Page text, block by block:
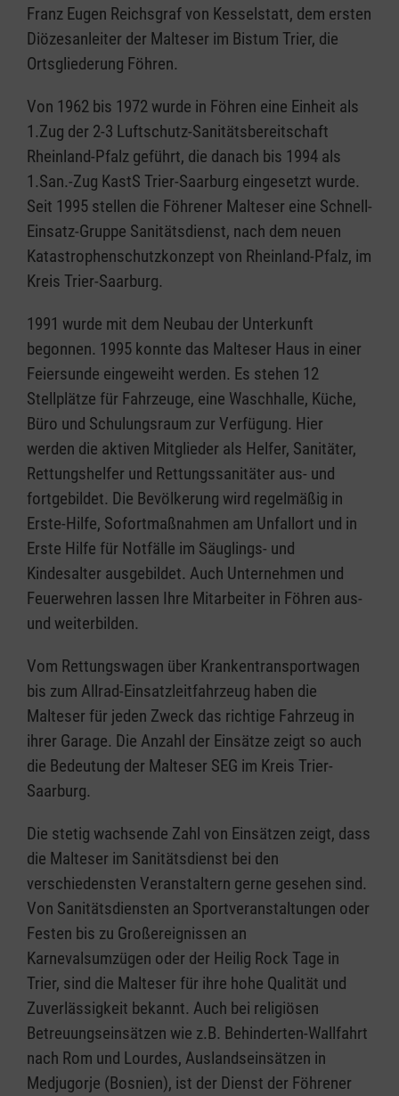
Franz Eugen Reichsgraf von Kesselstatt, dem ersten
Diözesanleiter der Malteser im Bistum Trier, die
Ortsgliederung Föhren.
Von 1962 bis 1972 wurde in Föhren eine Einheit als
1.Zug der 2-3 Luftschutz-Sanitätsbereitschaft
Rheinland-Pfalz geführt, die danach bis 1994 als
1.San.-Zug KastS Trier-Saarburg eingesetzt wurde.
Seit 1995 stellen die Föhrener Malteser eine Schnell-
Einsatz-Gruppe Sanitätsdienst, nach dem neuen
Katastrophenschutzkonzept von Rheinland-Pfalz, im
Kreis Trier-Saarburg.
1991 wurde mit dem Neubau der Unterkunft
begonnen. 1995 konnte das Malteser Haus in einer
Feiersunde eingeweiht werden. Es stehen 12
Stellplätze für Fahrzeuge, eine Waschhalle, Küche,
Büro und Schulungsraum zur Verfügung. Hier
werden die aktiven Mitglieder als Helfer, Sanitäter,
Rettungshelfer und Rettungssanitäter aus- und
fortgebildet. Die Bevölkerung wird regelmäßig in
Erste-Hilfe, Sofortmaßnahmen am Unfallort und in
Erste Hilfe für Notfälle im Säuglings- und
Kindesalter ausgebildet. Auch Unternehmen und
Feuerwehren lassen Ihre Mitarbeiter in Föhren aus-
und weiterbilden.
Vom Rettungswagen über Krankentransportwagen
bis zum Allrad-Einsatzleitfahrzeug haben die
Malteser für jeden Zweck das richtige Fahrzeug in
ihrer Garage. Die Anzahl der Einsätze zeigt so auch
die Bedeutung der Malteser SEG im Kreis Trier-
Saarburg.
Die stetig wachsende Zahl von Einsätzen zeigt, dass
die Malteser im Sanitätsdienst bei den
verschiedensten Veranstaltern gerne gesehen sind.
Von Sanitätsdiensten an Sportveranstaltungen oder
Festen bis zu Großereignissen an
Karnevalsumzügen oder der Heilig Rock Tage in
Trier, sind die Malteser für ihre hohe Qualität und
Zuverlässigkeit bekannt. Auch bei religiösen
Betreuungseinsätzen wie z.B. Behinderten-Wallfahrt
nach Rom und Lourdes, Auslandseinsätzen in
Medjugorje (Bosnien), ist der Dienst der Föhrener